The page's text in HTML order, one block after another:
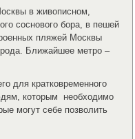
в живописном,
соснового бора, в пешей
пляжей Москвы
Ближайшее метро –
для кратковременного
которым необходимо
могут себе позволить